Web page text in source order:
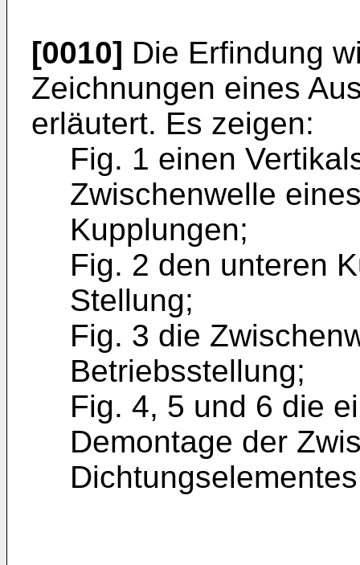
[0010] Die Erfindung
Zeichnungen eines
erläutert. Es zeigen:
Fig. 1 einen
Zwischenwelle
Kupplungen;
Fig. 2 den unteren
Stellung;
Fig. 3 die
Betriebsstellung;
Fig. 4, 5 und 6 die
Demon­tage der